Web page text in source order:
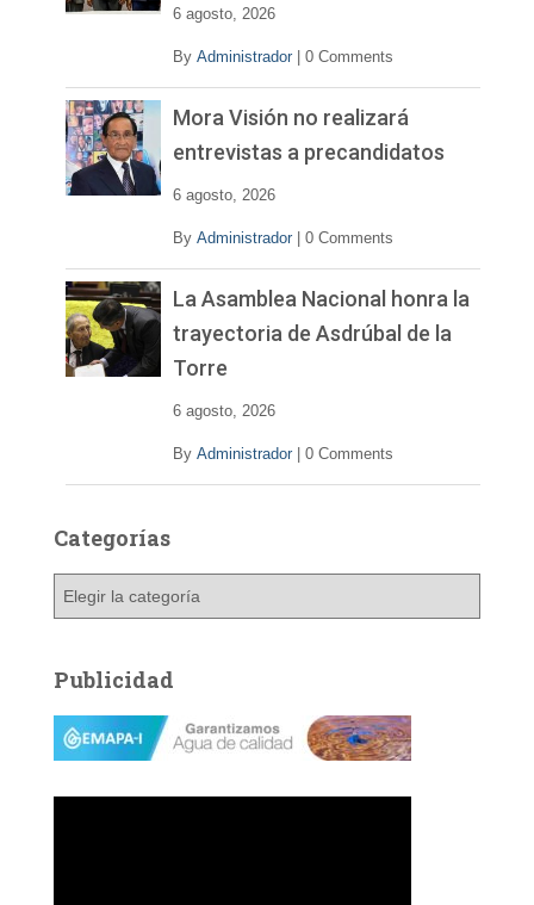
6 agosto, 2026
By Administrador 0 Comments
Mora Visión no realizará
entrevistas a precandidatos
6 agosto, 2026
By Administrador 0 Comments
La Asamblea Nacional honra la
trayectoria de Asdrúbal de la
Torre
6 agosto, 2026
By Administrador 0 Comments
Categorías
g
o
a
Publicidad